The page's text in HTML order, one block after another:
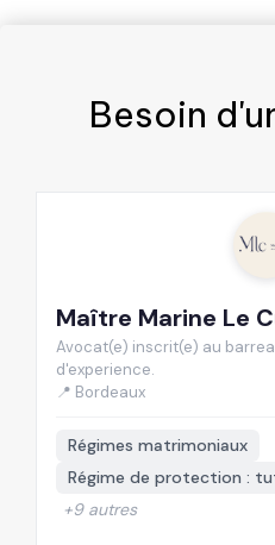
Besoin
Maître Marine Le
Avocat(e) inscrit(e) au
d'experience.
📍 Bordeaux
Régimes matrimoniaux
Régime de protection :
+9 autres